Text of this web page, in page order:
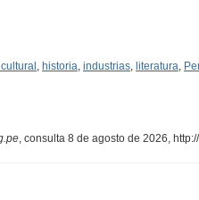
historia industrias literatura
, consulta 8 de agosto de 2026,